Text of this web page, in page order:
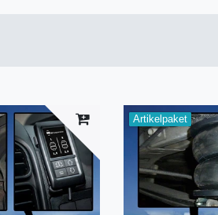
Artikelpaket